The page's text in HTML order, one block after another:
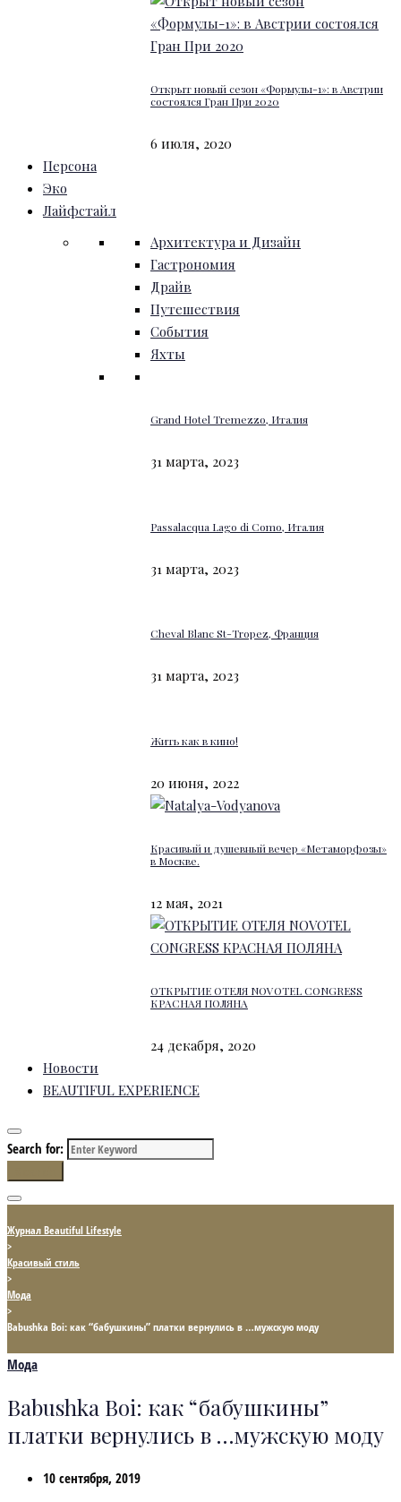
Открыт новый сезон «Формулы-1»: в Австрии
состоялся Гран При 2020
6 июля, 2020
Персона
Эко
Лайфстайл
Архитектура и Дизайн
Гастрономия
Драйв
Путешествия
События
Яхты
Grand Hotel Tremezzo, Италия
31 марта, 2023
Passalacqua Lago di Como, Италия
31 марта, 2023
Cheval Blanc St-Tropez, Франция
31 марта, 2023
Жить как в кино!
20 июня, 2022
Красивый и душевный вечер «Метаморфозы»
в Москве.
12 мая, 2021
ОТКРЫТИЕ ОТЕЛЯ NOVOTEL CONGRESS
КРАСНАЯ ПОЛЯНА
24 декабря, 2020
Новости
BEAUTIFUL EXPERIENCE
Search for:
Журнал Beautiful Lifestyle
>
Красивый стиль
>
Мода
>
Babushka Boi: как “бабушкины” платки вернулись в …мужскую моду
Мода
Babushka Boi: как “бабушкины”
платки вернулись в …мужскую моду
10 сентября, 2019